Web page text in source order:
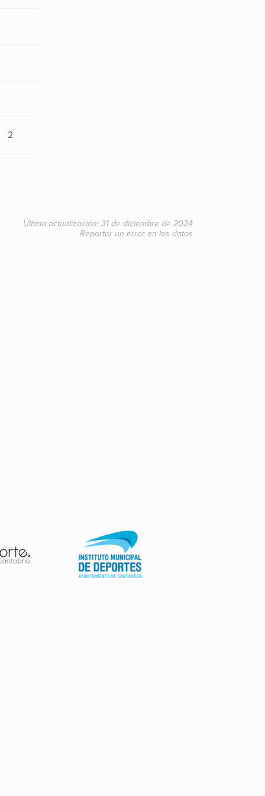
2
Última actualización: 31 de diciembre de 2024
Reportar un error en los datos